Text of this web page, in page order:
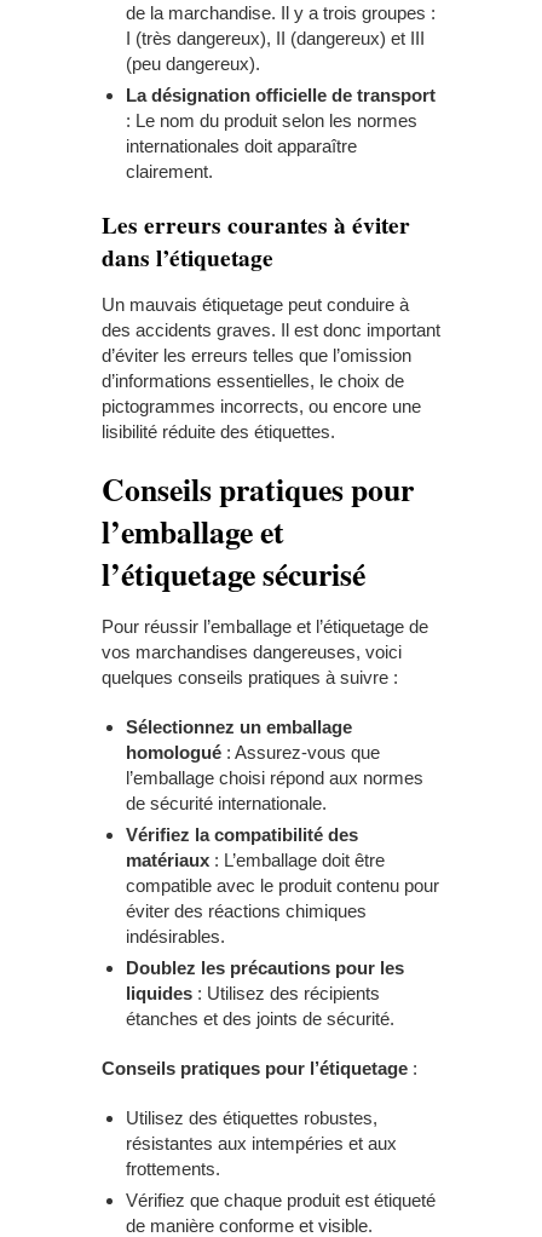
de la marchandise. Il y a trois groupes :
I (très dangereux), II (dangereux) et III
(peu dangereux).
La désignation officielle de transport
: Le nom du produit selon les normes
internationales doit apparaître
clairement.
Les erreurs courantes à éviter
dans l’étiquetage
Un mauvais étiquetage peut conduire à
des accidents graves. Il est donc important
d’éviter les erreurs telles que l’omission
d’informations essentielles, le choix de
pictogrammes incorrects, ou encore une
lisibilité réduite des étiquettes.
Conseils pratiques pour
l’emballage et
l’étiquetage sécurisé
Pour réussir l’emballage et l’étiquetage de
vos marchandises dangereuses, voici
quelques conseils pratiques à suivre :
Sélectionnez un emballage
homologué : Assurez-vous que
l’emballage choisi répond aux normes
de sécurité internationale.
Vérifiez la compatibilité des
matériaux : L’emballage doit être
compatible avec le produit contenu pour
éviter des réactions chimiques
indésirables.
Doublez les précautions pour les
liquides : Utilisez des récipients
étanches et des joints de sécurité.
Conseils pratiques pour l’étiquetage :
Utilisez des étiquettes robustes,
résistantes aux intempéries et aux
frottements.
Vérifiez que chaque produit est étiqueté
de manière conforme et visible.